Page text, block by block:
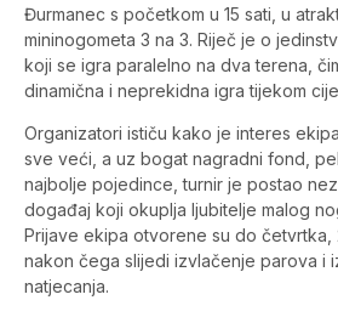
Đurmanec s početkom u 15 sati, u
mininogometa 3 na 3. Riječ je o
koji se igra paralelno na dva terena,
dinamična i neprekidna igra tijekom
Organizatori ističu kako je interes
sve veći, a uz bogat nagradni fond,
najbolje pojedince, turnir je postao
događaj koji okuplja ljubitelje malog
Prijave ekipa otvorene su do četvrtka,
nakon čega slijedi izvlačenje parova i
natjecanja.